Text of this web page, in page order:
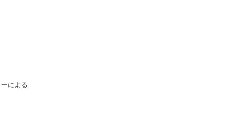
による